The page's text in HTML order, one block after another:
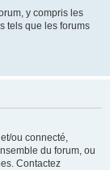
y compris les
tels que les forums
ou connecté,
du forum, ou
Contactez